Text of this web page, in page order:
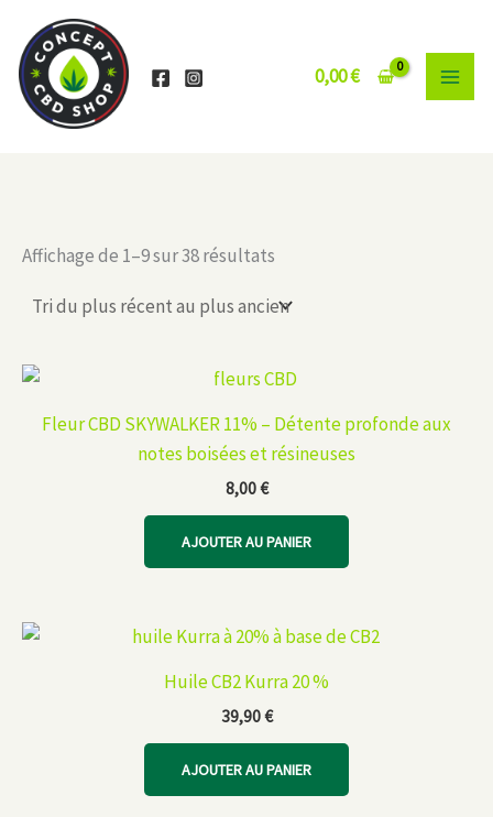
contenu
0,00€
Affichage de 1–9 sur 38 résultats
récent
ancien
Fleur CBD SKYWALKER 11% – Détente profonde aux
notes boisées et résineuses
8,00€
AJOUTER AU PANIER
Huile CB2 Kurra 20 %
39,90€
AJOUTER AU PANIER